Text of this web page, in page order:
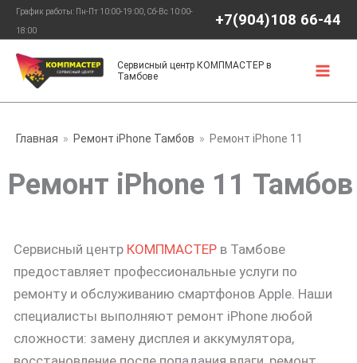
Перейти
содержимому
График работы: Пн-Пт 10:00-19:00, Сб-Вс 10:00-
18:00
+7(904)108 66-44
Сервисный центр КОМПМАСТЕР в
Тамбове
Главная Ремонт iPhone Тамбов Ремонт iPhone 11
Ремонт iPhone 11 Тамбов
Сервисный центр КОМПМАСТЕР в Тамбове
предоставляет профессиональные услуги по
ремонту и обслуживанию смартфонов Apple. Наши
специалисты выполняют ремонт iPhone любой
сложности: замену дисплея и аккумулятора,